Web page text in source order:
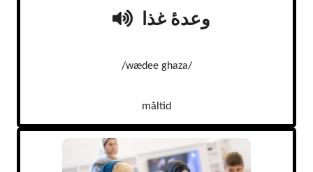
وعدهٔ غذا
/wædee ghaza/
måltid